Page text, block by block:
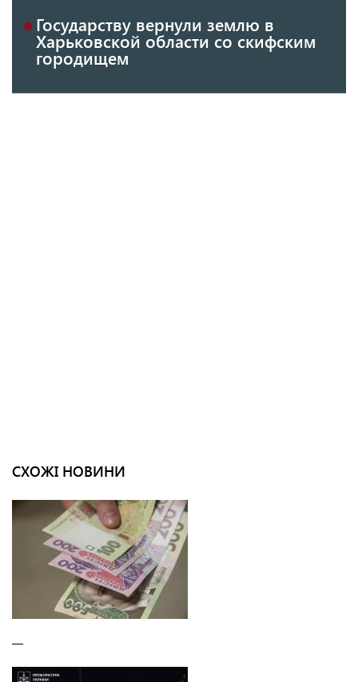
Государству вернули землю в
Харьковской области со скифским
городищем
СХОЖІ НОВИНИ
—